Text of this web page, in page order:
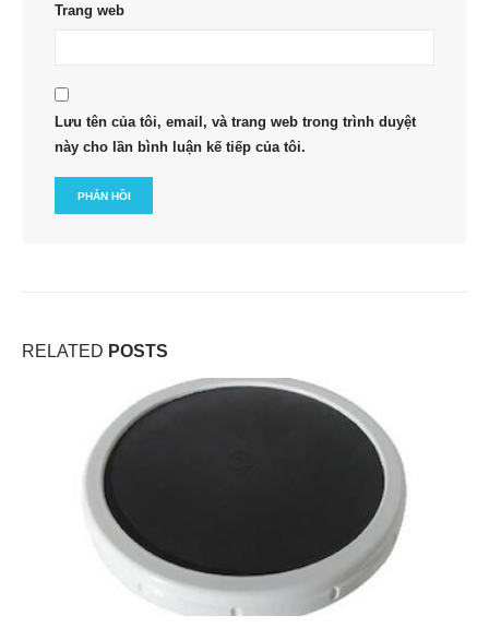
Trang web
Lưu tên của tôi, email, và trang web trong trình duyệt
này cho lần bình luận kế tiếp của tôi.
RELATED POSTS